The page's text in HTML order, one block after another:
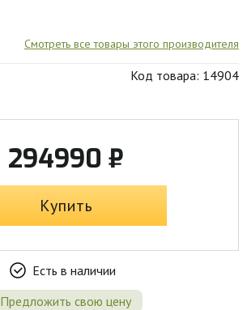
Смотреть все товары этого производителя
Код товара: 14904
294990 ₽
Купить
Есть в наличии
Предложить свою цену